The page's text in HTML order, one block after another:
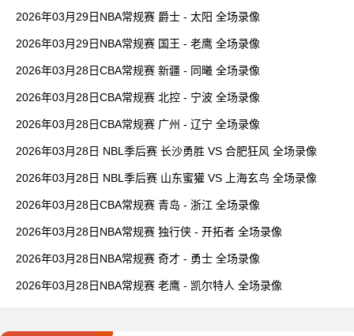
2026年03月29日NBA常规赛 爵士 - 太阳 全场录像
2026年03月29日NBA常规赛 国王 - 老鹰 全场录像
2026年03月28日CBA常规赛 新疆 - 同曦 全场录像
2026年03月28日CBA常规赛 北控 - 宁波 全场录像
2026年03月28日CBA常规赛 广州 - 辽宁 全场录像
2026年03月28日 NBL季后赛 长沙勇胜 VS 合肥狂风 全场录像
2026年03月28日 NBL季后赛 山东蜜獾 VS 上海玄鸟 全场录像
2026年03月28日CBA常规赛 青岛 - 浙江 全场录像
2026年03月28日NBA常规赛 独行侠 - 开拓者 全场录像
2026年03月28日NBA常规赛 奇才 - 勇士 全场录像
2026年03月28日NBA常规赛 老鹰 - 凯尔特人 全场录像